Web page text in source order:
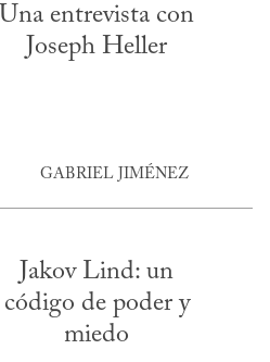
Una entrevista con
Joseph Heller
GABRIEL JIMÉNEZ
Jakov Lind: un
código de poder y
miedo